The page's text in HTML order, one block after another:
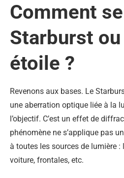
Comment
Starburst
étoile ?
Revenons aux bases. Le
une aberration optique liée à la
l’objectif. C’est un effet de
phénomène ne s’applique pas
à toutes les sources de lumière
voiture, frontales, etc.